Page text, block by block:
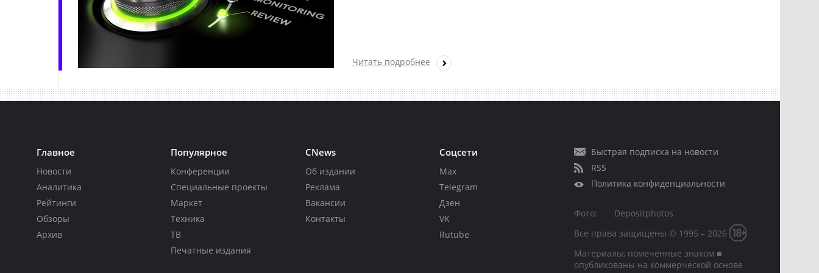
Читать подробнее
Главное
Новости
Аналитика
Рейтинги
Обзоры
Архив
Популярное
Конференции
Специальные проекты
Маркет
Техника
ТВ
Печатные издания
CNews
Об издании
Реклама
Вакансии
Контакты
Соцсети
Max
Telegram
Дзен
VK
Rutube
Быстрая подписка на новости
RSS
Политика конфиденциальности
Фото:
Depositphotos
Все права защищены © 1995 – 2026
Материалы, помеченные знаком ■
опубликованы на коммерческой основе